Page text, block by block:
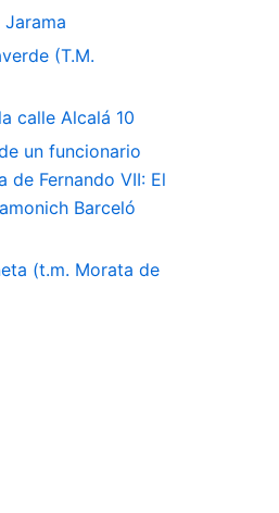
(T.M.
calle Alcalá 10
un funcionario
de Fernando VII: El
Barceló
(t.m. Morata de